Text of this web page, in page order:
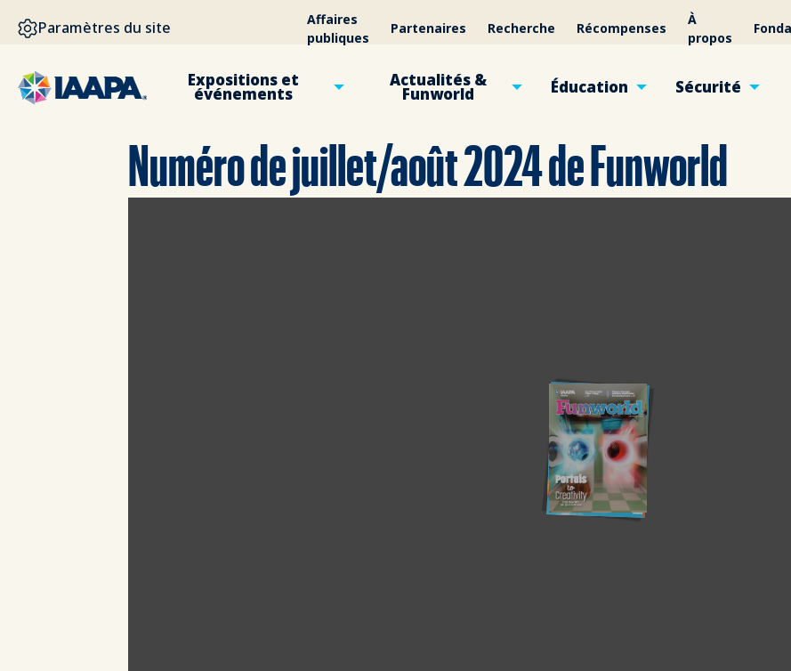
ALLER AU CONTENU PRINCIPAL
Paramètres du site
Affaires
publiques
Partenaires Recherche Récompenses
À
propos
Expositions et
événements
Actualités &
Funworld Éducation Sécurité
Numéro de juillet/août 2024 de Funworld